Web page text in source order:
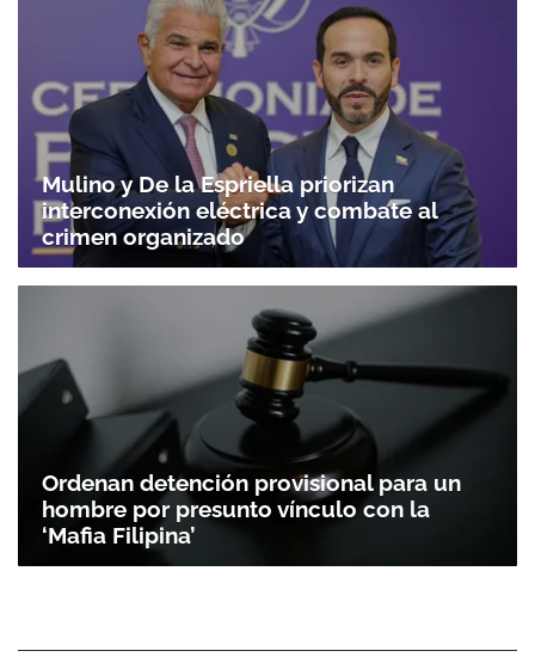
Mulino y De la Espriella priorizan
interconexión eléctrica y combate al
crimen organizado
Ordenan detención provisional para un
hombre por presunto vínculo con la
‘Mafia Filipina’